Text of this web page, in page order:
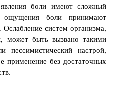
боли имеют сложный
ощущения боли принимают
систем организма,
может быть вызвано такими
пессимистический настрой,
применение без достаточных